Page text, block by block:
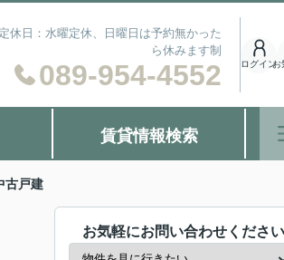
日：水曜定休、日曜日は予約無かった
ら休みます制
089-954-4552 ログインお
賃貸情報検索
古戸建
お気軽にお問い合わせください